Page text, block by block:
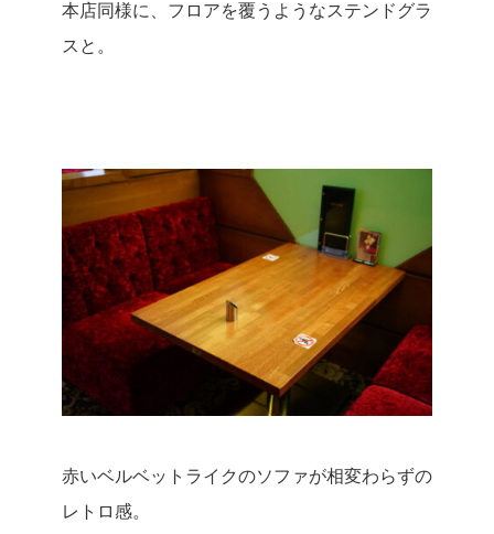
本店同様に、フロアを覆うようなステンドグラ
スと。
赤いベルベットライクのソファが相変わらずの
レトロ感。